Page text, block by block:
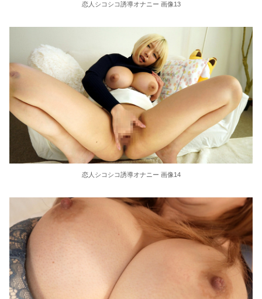
恋人シコシコ誘導オナニー 画像13
恋人シコシコ誘導オナニー 画像14